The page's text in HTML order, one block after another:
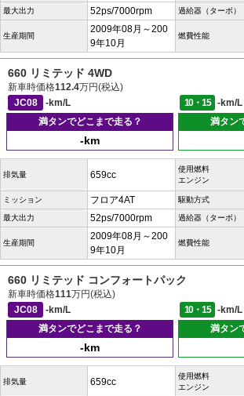
最大出力 52ps/7000rpm 過給器（ターボ）
生産期間
2009年08月～200
9年10月
燃費性能
660 リミテッド 4WD
新車時価格112.4万円(税込)
JC08
-km/L 10・15
-km/L
満タンでどこまで走る？
-km
満タン
排気量 659cc
使用燃料
エンジン
ミッション フロア4AT 駆動方式
最大出力 52ps/7000rpm 過給器（ターボ）
生産期間
2009年08月～200
9年10月
燃費性能
660 リミテッド コンフォートパック
新車時価格111万円(税込)
JC08
-km/L 10・15
-km/L
満タンでどこまで走る？
-km
満タン
排気量 659cc
使用燃料
エンジン